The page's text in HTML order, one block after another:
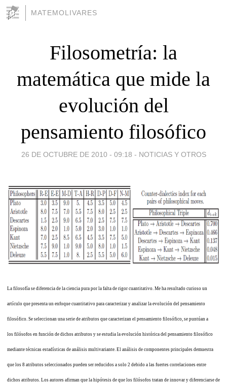
MATEMOLIVARES
Filosometría: la
matemática que mide la
evolución del
pensamiento filosófico
26 DE OCTUBRE DE 2010 - 09:18 - NOTICIAS Y OTROS
La filosofía se diferencia de la ciencia pura por la falta de rigor cuantitativo. Me ha resultado curioso un
artículo que presenta un enfoque cuantitativo para caracterizar y analizar la evolución del pensamiento
filosófico. Se seleccionan una serie de atributos que caracterizan el pensamiento filosófico, se puntúan a
los filósofos en función de dichos atributos y se estudia la evolución histórica del pensamiento filosófico
mediante técnicas estadísticas de análisis multivariante. El análisis de componentes principales demuestra
que los 8 atributos seleccionados pueden ser reducidos a solo 2 debido a las fuertes correlaciones entre
dichos atributos. Los autores afirman que la hipótesis de que los filósofos tratan de innovar y diferenciarse de